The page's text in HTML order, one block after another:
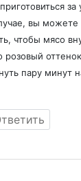
за
вы можете
чтобы мясо
розовый
пару минут